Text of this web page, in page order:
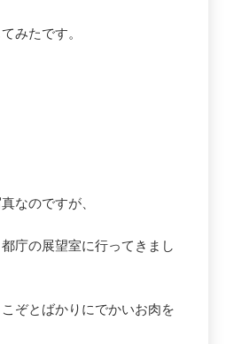
みたです。
なのですが、
庁の展望室に行ってきまし
ぞとばかりにでかいお肉を